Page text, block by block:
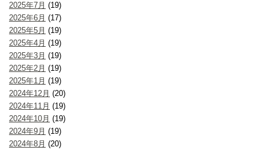
2025年7月 (19)
2025年6月 (17)
2025年5月 (19)
2025年4月 (19)
2025年3月 (19)
2025年2月 (19)
2025年1月 (19)
2024年12月 (20)
2024年11月 (19)
2024年10月 (19)
2024年9月 (19)
2024年8月 (20)